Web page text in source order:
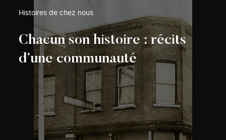
Histoires de chez nous
Chacun son histoire : récits
d’une communauté